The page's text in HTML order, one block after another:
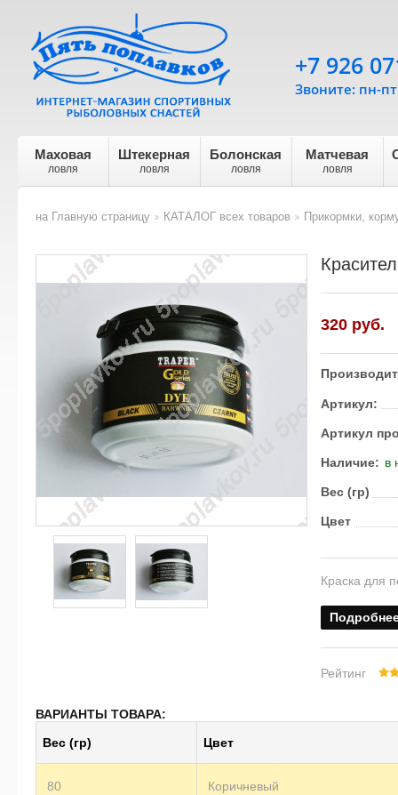
Маховая
ловля
Штекерная
ловля
Болонская
ловля
Матчевая
ловля
+7 926
Звоните: пн-
на Главную страницу
КАТАЛОГ всех товаров
Прикормки,
320 руб.
Артикул:
Артикул
Наличие: в
Вес (гр)
Цвет
Краска для
Рейтинг
ВАРИАНТЫ ТОВАРА:
Вес (гр)
Цвет
80 Коричневый